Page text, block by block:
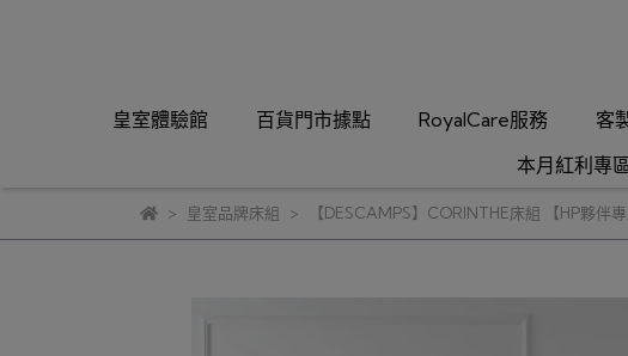
皇室體驗館 百貨門市據點 RoyalCare服務 客
本月紅利專
皇室品牌床組 【DESCAMPS】CORINTHE床組 【HP夥伴專